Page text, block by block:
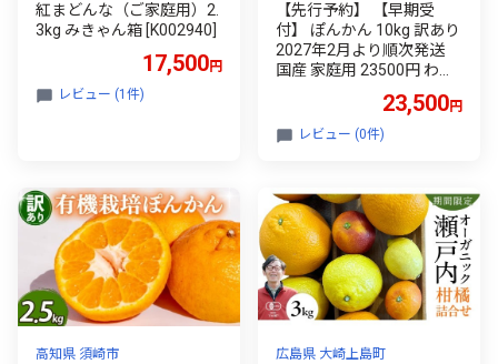
紅まどんな（ご家庭用）2.
3kg みきゃん箱 [K002940]
17,500円
レビュー (1件)
【先行予約】 【早期受
付】 ぽんかん 10kg 訳あり
2027年2月より順次発送
国産 家庭用 23500円 わけ
ポンカン 蜜柑 果物 くだも
の フルーツ 濃厚 甘い ほど
田條園
23,500円
レビュー (0件)
高知県 須崎市 広島県 大崎上島町